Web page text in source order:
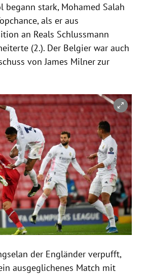
begann stark, Mohamed Salah
als er aus
an Reals Schlussmann
(2.). Der Belgier war auch
von James Milner zur
öffnen/schließen
der Engländer verpufft,
ausgeglichenes Match mit